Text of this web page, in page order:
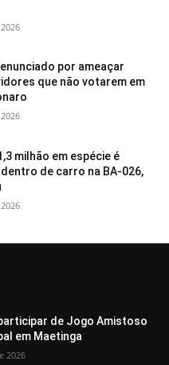
por ameaçar
que não votarem em
milhão em espécie é
de carro na BA-026,
de Jogo Amistoso
em Maetinga
2026